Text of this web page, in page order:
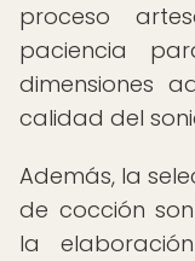
proceso
paciencia
dimensiones
calidad del
Además, la
de cocción
la